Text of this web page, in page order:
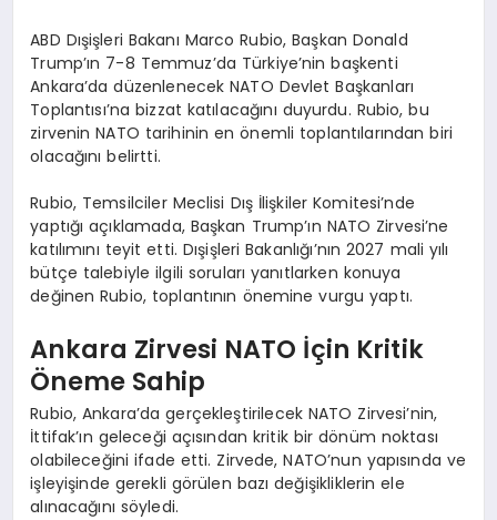
ABD Dışişleri Bakanı Marco Rubio, Başkan Donald
Trump’ın 7-8 Temmuz’da Türkiye’nin başkenti
Ankara’da düzenlenecek NATO Devlet Başkanları
Toplantısı’na bizzat katılacağını duyurdu. Rubio, bu
zirvenin NATO tarihinin en önemli toplantılarından biri
olacağını belirtti.
Rubio, Temsilciler Meclisi Dış İlişkiler Komitesi’nde
yaptığı açıklamada, Başkan Trump’ın NATO Zirvesi’ne
katılımını teyit etti. Dışişleri Bakanlığı’nın 2027 mali yılı
bütçe talebiyle ilgili soruları yanıtlarken konuya
değinen Rubio, toplantının önemine vurgu yaptı.
Ankara Zirvesi NATO İçin Kritik
Öneme Sahip
Rubio, Ankara’da gerçekleştirilecek NATO Zirvesi’nin,
İttifak’ın geleceği açısından kritik bir dönüm noktası
olabileceğini ifade etti. Zirvede, NATO’nun yapısında ve
işleyişinde gerekli görülen bazı değişikliklerin ele
alınacağını söyledi.